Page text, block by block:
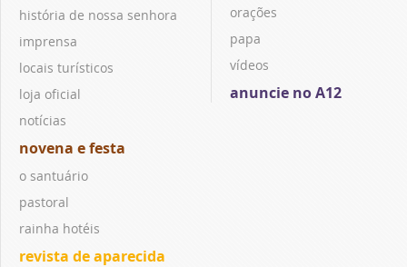
história de nossa senhora
imprensa
locais turísticos
loja oficial
notícias
novena e festa
o santuário
pastoral
rainha hotéis
revista de aparecida
orações
papa
vídeos
anuncie no A12